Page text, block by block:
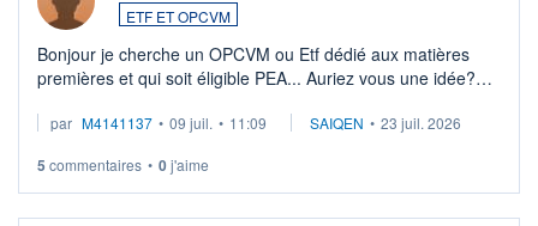
ETF ET OPCVM
Bonjour je cherche un OPCVM ou Etf dédié aux matières
premières et qui soit éligible PEA... Auriez vous une idée?
par M4141137 • 09 juil. • 11:09 SAIQEN • 23 juil. 2026
5 commentaires • 0j'aime